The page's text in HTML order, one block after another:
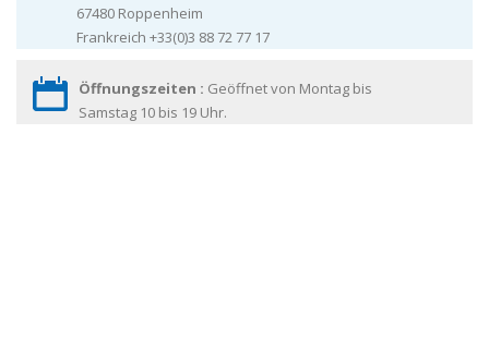
67480 Roppenheim
Frankreich +33(0)3 88 72 77 17
Öffnungszeiten : Geöffnet von Montag bis
Samstag 10 bis 19 Uhr.